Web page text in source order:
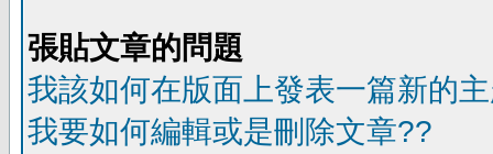
張貼文章的問題
我該如何在版面上發表一篇新的
我要如何編輯或是刪除文章??